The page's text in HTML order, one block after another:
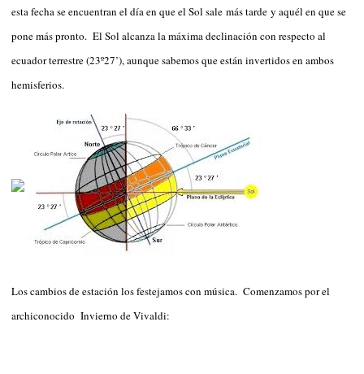
esta fecha se encuentran el día en que el Sol sale más tarde y aquél en que se
pone más pronto. El Sol alcanza la máxima declinación con respecto al
ecuador terrestre (23º27’), aunque sabemos que están invertidos en ambos
hemisferios.
Los cambios de estación los festejamos con música. Comenzamos por el
archiconocido Invierno de Vivaldi: